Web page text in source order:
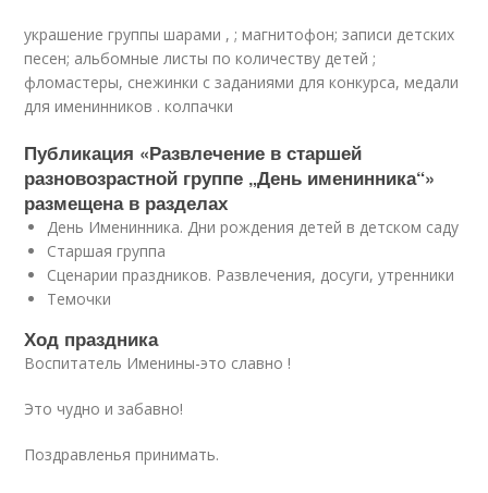
украшение группы шарами , ; магнитофон; записи детских
песен; альбомные листы по количеству детей ;
фломастеры, снежинки с заданиями для конкурса, медали
для именинников . колпачки
Публикация «Развлечение в старшей
разновозрастной группе „День именинника“»
размещена в разделах
День Именинника. Дни рождения детей в детском саду
Старшая группа
Сценарии праздников. Развлечения, досуги, утренники
Темочки
Ход праздника
Воспитатель Именины-это славно !
Это чудно и забавно!
Поздравленья принимать.